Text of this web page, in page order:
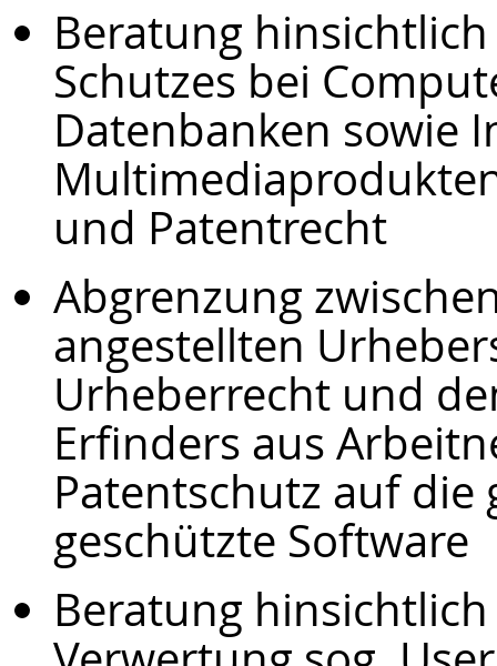
Beratung
Schutzes bei
Datenbanken sowie
und Patentrecht
Abgrenzung
angestellten
Urheberrecht und
Erfinders aus
Patentschutz auf
geschützte Software
Beratung